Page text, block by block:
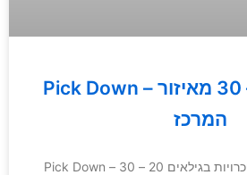
Pick Down – היכרויות 20 – 30 מאיזור
המרכז
Pick Down – הקבוצה הרשמית להיכרויות בגילאים 20 – 30